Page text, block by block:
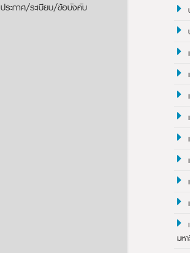
ประกาศ/ระเบียบ/ข้อบังคับ
มห